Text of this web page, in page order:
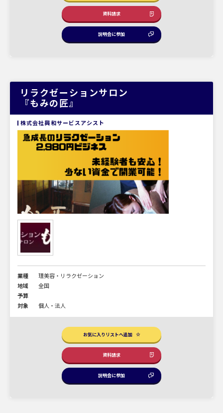
資料請求
説明会に参加
リラクゼーションサロン
『もみの匠』
株式会社興和サービスアシスト
業種
理美容・リラクゼーション
地域
全国
予算
対象
個人・法人
お気に入りリストへ追加
資料請求
説明会に参加